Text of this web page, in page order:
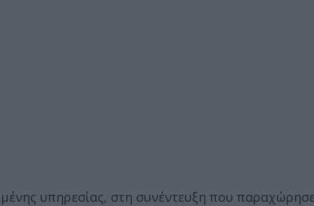
υπηρεσίας, στη συνέντευξη που